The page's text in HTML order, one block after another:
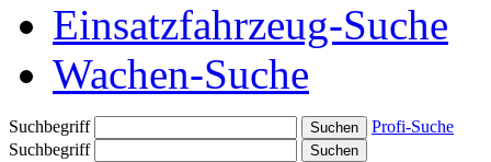
Einsatzfahrzeug-Suche
Wachen-Suche
Suchbegriff
Profi-Suche
Suchbegriff